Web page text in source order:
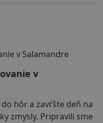
v
hôr a zavŕšte deň na
zmysly. Pripravili sme